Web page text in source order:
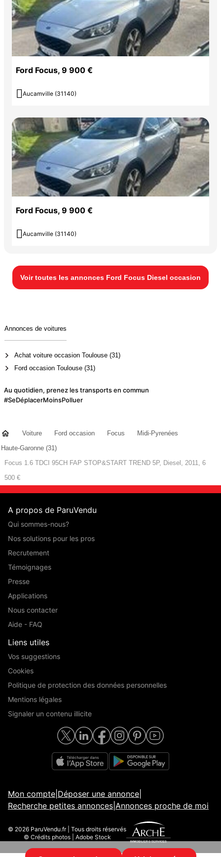
Ford Focus, 9 900 €
 Aucamville (31140)
Ford Focus, 9 900 €
 Aucamville (31140)
Voir toutes les annonces Ford Focus Diesel occasion
Annonces de voitures
Achat voiture occasion Toulouse (31)
Ford occasion Toulouse (31)
Au quotidien, prenez les transports en commun
#SeDéplacerMoinsPolluer
Voiture Ford occasion Focus
Midi-Pyrenées
Haute-Garonne (31)
Focus 1.6 TDCI 95CH FAP STOP&START TREND 5P, Diesel, 2011, 6
500 €
A propos de ParuVendu
Qui sommes-nous?
Nos solutions pour les pros
Recrutement
Témoignages
Presse
Applications
Nous contacter
Aide - FAQ
Liens utiles
Vos suggestions
Cookies
Politique de protection des données personnelles
Mentions légales
Signaler un contenu illicite
Mon compte Déposer une annonce
Recherche petites annonces Annonces proche de moi
© 2026 ParuVendu.fr | Tous droits réservés
© Crédits photos | Adobe Stock